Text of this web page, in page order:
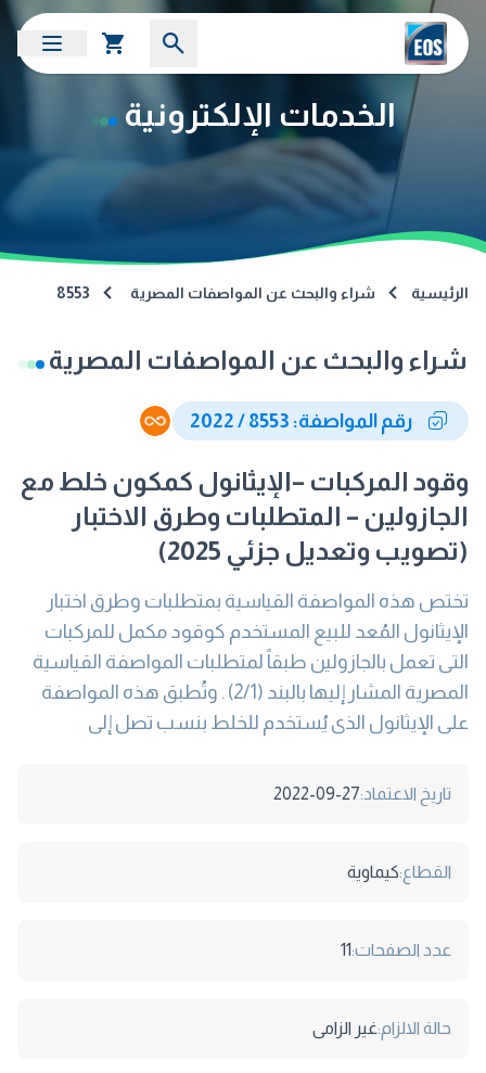
الخدمات الإلكترونية
الرئيسية شراء والبحث عن المواصفات المصرية 8553
شراء والبحث عن المواصفات المصرية
رقم المواصفة: 8553 / 2022
وقود المركبات –الإيثانول كمكون خلط مع
الجازولين – المتطلبات وطرق الاختبار
(تصويب وتعديل جزئي 2025)
تختص هذه المواصفة القياسية بمتطلبات وطرق اختبار
الإيثانول المُعد للبيع المستخدم كوقود مكمل للمركبات
التى تعمل بالجازولين طبقاً لمتطلبات المواصفة القياسية
المصرية المشار إليها بالبند (2/1) . وتُطبق هذه المواصفة
على الإيثانول الذى يُستخدم للخلط بنسب تصل إلى
تاريخ الاعتماد:2022-09-27
القطاع:كيماوية
عدد الصفحات:11
حالة الالزام:غير الزامى